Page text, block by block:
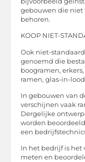
gebouwen die niet
behoren.
KOOP NIET-
Ook niet-
genoemd die
boogramen,
ramen, glas-in-
In gebouwen van
verschijnen vaak
Dergelijke
worden
een
In het bedrijf is het
meten en